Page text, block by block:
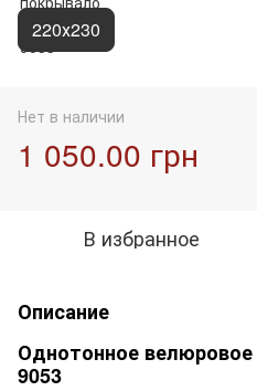
220х230
Нет в наличии
1 050.00 грн
В избранное
Описание
Однотонное
9053